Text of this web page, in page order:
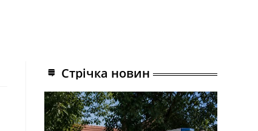
Стрічка новин